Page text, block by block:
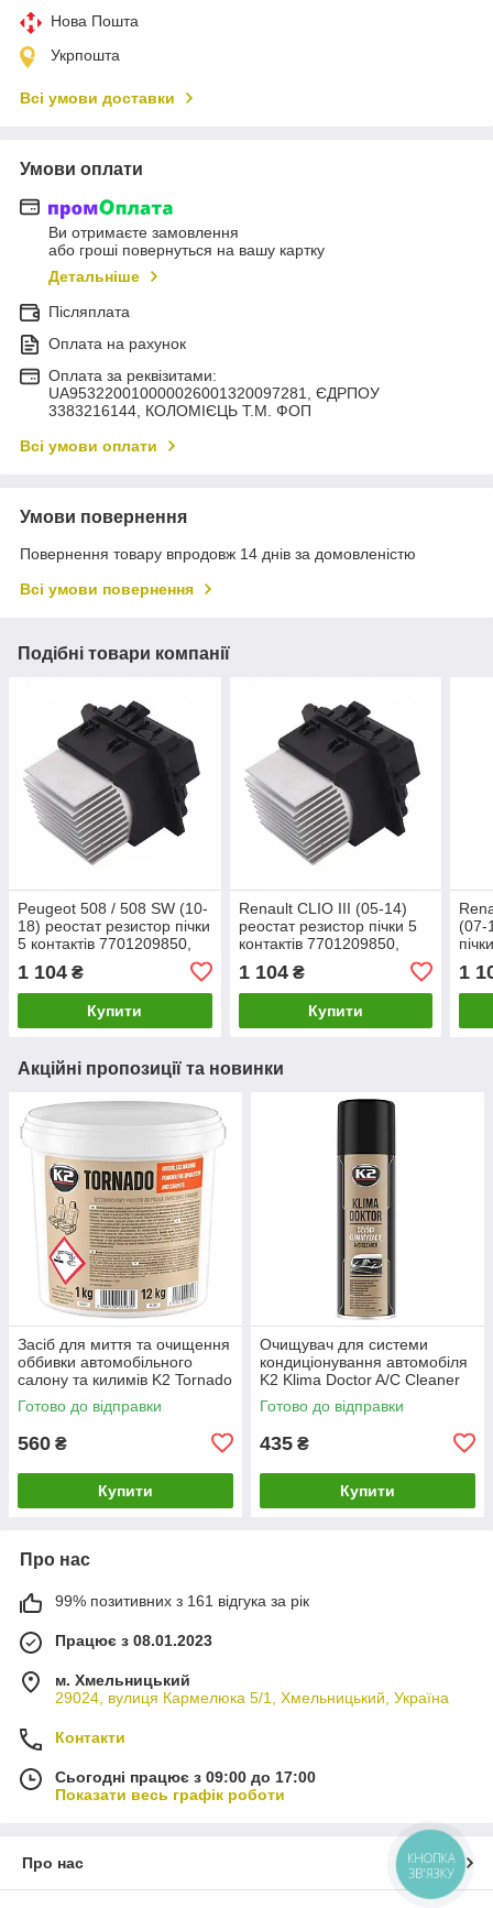
Нова Пошта
Укрпошта
Всі умови доставки
Умови оплати
Ви отримаєте замовлення
або гроші повернуться на вашу картку
Детальніше
Післяплата
Оплата на рахунок
Оплата за реквізитами:
UA953220010000026001320097281, ЄДРПОУ
3383216144, КОЛОМIЄЦЬ Т.М. ФОП
Всі умови оплати
Умови повернення
Повернення товару впродовж 14 днів за домовленістю
Всі умови повернення
Подібні товари компанії
Peugeot 508 / 508 SW (10-
18) реостат резистор пічки
5 контактів 7701209850,
1 104 ₴
Купити
Renault CLIO III (05-14)
реостат резистор пічки 5
контактів 7701209850,
1 104₴
Купити
(07-
1
Акційні пропозиції та новинки
Засіб для миття та очищення
оббивки автомобільного
салону та килимів K2 Tornado
1 кг (M885)
Готово до відправки
560 ₴
Купити
Очищувач для системи
кондиціонування автомобіля
K2 Klima Doctor A/C Cleaner
аерозоль 500 мл (W100)
Готово до відправки
435 ₴
Купити
Про нас
99% позитивних з 161 відгука за рік
Працює з 08.01.2023
м. Хмельницький
29024, вулиця Кармелюка 5/1, Хмельницький, Україна
Контакти
Сьогодні працює з 09:00 до 17:00
Показати весь графік роботи
Про нас
КНОПКА
ЗВ'ЯЗКУ